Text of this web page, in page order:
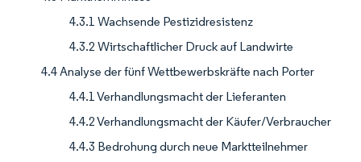
4.3.1 Wachsende Pestizidresistenz
4.3.2 Wirtschaftlicher Druck auf Landwirte
4.4 Analyse der fünf Wettbewerbskräfte nach Porter
4.4.1 Verhandlungsmacht der Lieferanten
4.4.2 Verhandlungsmacht der Käufer/Verbraucher
4.4.3 Bedrohung durch neue Marktteilnehmer